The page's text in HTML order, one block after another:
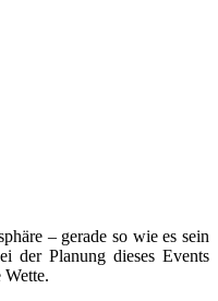
– gerade so wie es sein
der Planung dieses Events